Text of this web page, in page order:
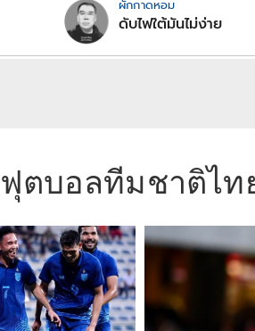
ผักกาดหอม
ดับไฟใต้มันไม่ง่าย
ฟุตบอลทีมชาติไท